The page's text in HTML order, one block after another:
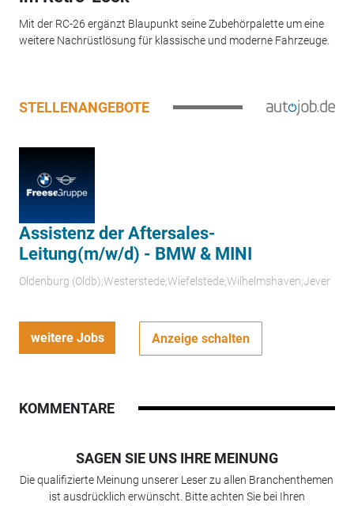
Mit der RC-26 ergänzt Blaupunkt seine Zubehörpalette um eine
weitere Nachrüstlösung für klassische und moderne Fahrzeuge.
STELLENANGEBOTE
Assistenz der Aftersales-
Leitung(m/w/d) - BMW & MINI
Oldenburg (Oldb);Westerstede;Wiefelstede;Wilhelmshaven;Jever
weitere Jobs Anzeige schalten
KOMMENTARE
SAGEN SIE UNS IHRE MEINUNG
Die qualifizierte Meinung unserer Leser zu allen Branchenthemen
ist ausdrücklich erwünscht. Bitte achten Sie bei Ihren